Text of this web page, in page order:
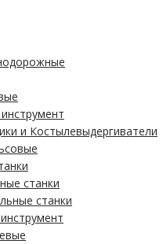
и Костылевыдергиватели
станки
станки